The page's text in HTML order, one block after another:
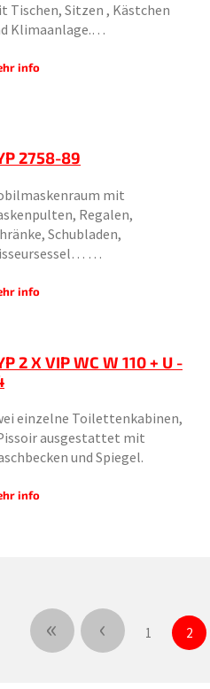
Tischen, Sitzen , Kästchen
Klimaanlage.…
info
2758-89
mit
Regalen,
Schubladen,
…
info
2 X VIP WC W 110 + U -
einzelne Toilettenkabinen,
ausgestattet mit
und Spiegel.
info
« ‹ 1 2